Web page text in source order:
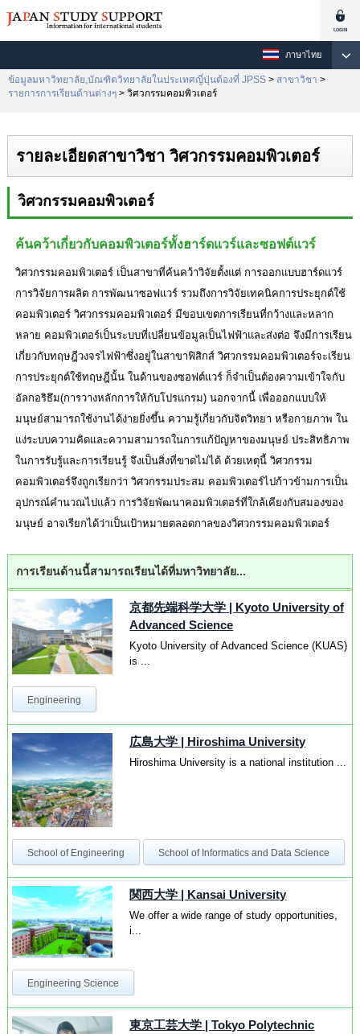
ภาษาไทย
ข้อมูลมหาวิทยาลัย,บัณฑิตวิทยาลัยในประเทศญี่ปุ่นต้องที่ JPSS > สาขาวิชา >
รายการการเรียนด้านต่างๆ > วิศวกรรมคอมพิวเตอร์
รายละเอียดสาขาวิชา วิศวกรรมคอมพิวเตอร์
วิศวกรรมคอมพิวเตอร์
ค้นคว้าเกี่ยวกับคอมพิวเตอร์ทั้งฮาร์ดแวร์และซอฟต์แวร์
วิศวกรรมคอมพิวเตอร์ เป็นสาขาที่ค้นคว้าวิจัยตั้งแต่ การออกแบบฮาร์ดแวร์
การวิจัยการผลิต การพัฒนาซอฟแวร์ รวมถึงการวิจัยเทคนิคการประยุกต์ใช้
คอมพิวเตอร์ วิศวกรรมคอมพิวเตอร์ มีขอบเขตการเรียนที่กว้างและหลาก
หลาย คอมพิวเตอร์เป็นระบบที่เปลี่ยนข้อมูลเป็นไฟฟ้าและส่งต่อ จึงมีการเรียน
เกี่ยวกับทฤษฎีวงจรไฟฟ้าซึ่งอยู่ในสาขาฟิสิกส์ วิศวกรรมคอมพิวเตอร์จะเรียน
การประยุกต์ใช้ทฤษฎีนั้น ในด้านของซอฟต์แวร์ ก็จำเป็นต้องความเข้าใจกับ
อัลกอริธึม(การวางหลักการให้กับโปรแกรม) นอกจากนี้ เพื่อออกแบบให้
มนุษย์สามารถใช้งานได้ง่ายยิ่งขึ้น ความรู้เกี่ยวกับจิตวิทยา หรือกายภาพ ใน
แง่ระบบความคิดและความสามารถในการแก้ปัญหาของมนุษย์ ประสิทธิภาพ
ในการรับรู้และการเรียนรู้ จึงเป็นสิ่งที่ขาดไม่ได้ ด้วยเหตุนี้ วิศวกรรม
คอมพิวเตอร์จึงถูกเรียกว่า วิศวกรรมประสม คอมพิวเตอร์ไปก้าวข้ามการเป็น
อุปกรณ์คำนวณไปแล้ว การวิจัยพัฒนาคอมพิวเตอร์ที่ใกล้เคียงกับสมองของ
มนุษย์ อาจเรียกได้ว่าเป็นเป้าหมายตลอดกาลของวิศวกรรมคอมพิวเตอร์
การเรียนด้านนี้สามารถเรียนได้ที่มหาวิทยาลัย...
京都先端科学大学 | Kyoto University of
Advanced Science
Kyoto University of Advanced Science (KUAS)
is ...
Engineering
広島大学 | Hiroshima University
Hiroshima University is a national institution ...
School of Engineering School of Informatics and Data Science
関西大学 | Kansai University
We offer a wide range of study opportunities,
i...
Engineering Science
東京工芸大学 |Tokyo Polytechnic